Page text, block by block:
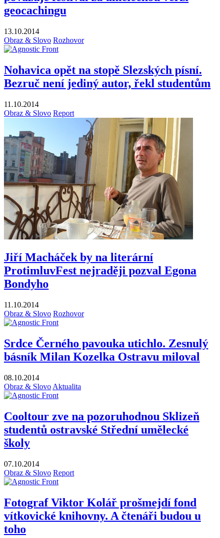
geocachingu
13.10.2014
Obraz & Slovo Rozhovor
Nohavica opět na stopě Slezských písní.
Bezruč není jediný autor, řekl studentům
11.10.2014
Obraz & Slovo Report
Jiří Macháček by na literární
ProtimluvFest nejraději pozval Egona
Bondyho
11.10.2014
Obraz & Slovo Rozhovor
Srdce Černého pavouka utichlo. Zesnulý
básník Milan Kozelka Ostravu miloval
08.10.2014
Obraz & Slovo Aktualita
Cooltour zve na pozoruhodnou Sklizeň
studentů ostravské Střední umělecké
školy
07.10.2014
Obraz & Slovo Report
Fotograf Viktor Kolář prošmejdí fond
vítkovické knihovny. A čtenáři budou u
toho